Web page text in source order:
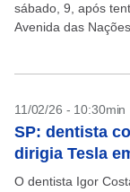
sábado, 9, após
Avenida das
11/02/26 - 10:30min
SP: dentista
dirigia Tesla
O dentista Igor